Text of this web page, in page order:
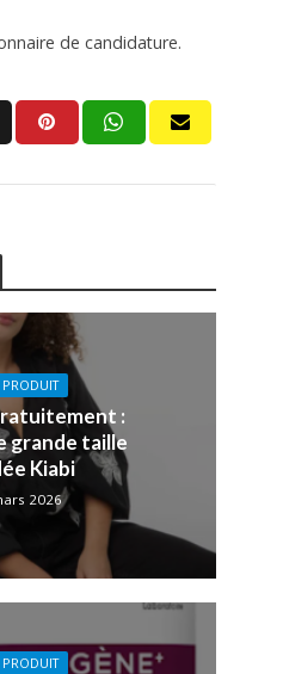
de candidature.
PRODUIT
:
grande taille
Kiabi
2026
PRODUIT